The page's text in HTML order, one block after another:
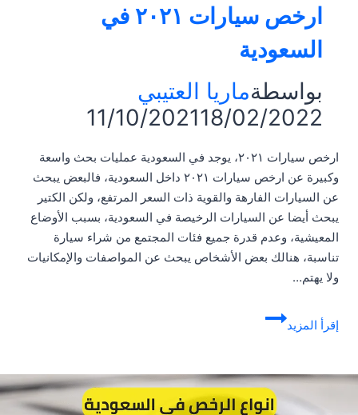
ارخص سيارات ٢٠٢١ في
السعودية
بواسطةماريا العتيبي
11/10/202118/02/2022
ارخص سيارات ٢٠٢١، يوجد في السعودية عمليات بحث واسعة
وكبيرة عن ارخص سيارات ٢٠٢١ داخل السعودية، فالبعض يبحث
عن السيارات الفارهة والقوية ذات السعر المرتفع، ولكن الكتير
يبحث أيضا عن السيارات الرخيصة في السعودية، بسبب الأوضاع
المعيشية، وعدم قدرة جميع فئات المجتمع من شراء سيارة
تناسبة، هنالك بعض الأشخاص يبحث عن المواصفات والإمكانيات
ولا يهتم…
إقرأ المزيد
ارخص
في
السعودية